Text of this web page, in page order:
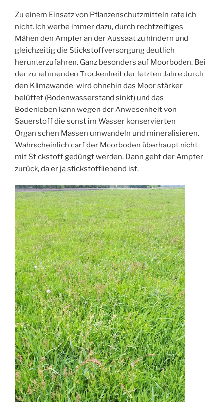
Zu einem Einsatz von Pflanzenschutzmitteln rate ich
nicht. Ich werbe immer dazu, durch rechtzeitiges
Mähen den Ampfer an der Aussaat zu hindern und
gleichzeitig die Stickstoffversorgung deutlich
herunterzufahren. Ganz besonders auf Moorboden. Bei
der zunehmenden Trockenheit der letzten Jahre durch
den Klimawandel wird ohnehin das Moor stärker
belüftet (Bodenwasserstand sinkt) und das
Bodenleben kann wegen der Anwesenheit von
Sauerstoff die sonst im Wasser konservierten
Organischen Massen umwandeln und mineralisieren.
Wahrscheinlich darf der Moorboden überhaupt nicht
mit Stickstoff gedüngt werden. Dann geht der Ampfer
zurück, da er ja stickstoffliebend ist.